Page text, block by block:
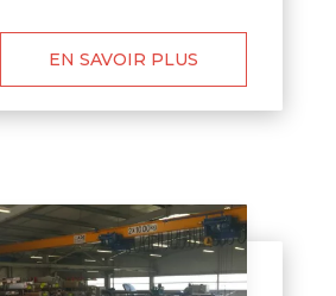
EN SAVOIR PLUS